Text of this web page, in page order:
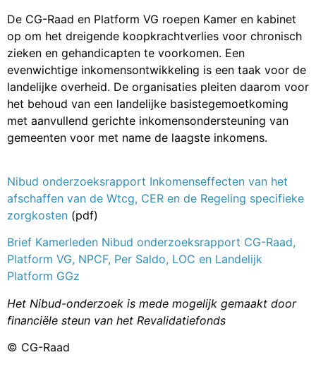
De CG-Raad en Platform VG roepen Kamer en kabinet
op om het dreigende koopkrachtverlies voor chronisch
zieken en gehandicapten te voorkomen. Een
evenwichtige inkomensontwikkeling is een taak voor de
landelijke overheid. De organisaties pleiten daarom voor
het behoud van een landelijke basistegemoetkoming
met aanvullend gerichte inkomensondersteuning van
gemeenten voor met name de laagste inkomens.
Nibud onderzoeksrapport Inkomenseffecten van het
afschaffen van de Wtcg, CER en de Regeling specifieke
zorgkosten (pdf)
Brief Kamerleden Nibud onderzoeksrapport CG-Raad,
Platform VG, NPCF, Per Saldo, LOC en Landelijk
Platform GGz
Het Nibud-onderzoek is mede mogelijk gemaakt door
financiële steun van het Revalidatiefonds
© CG-Raad